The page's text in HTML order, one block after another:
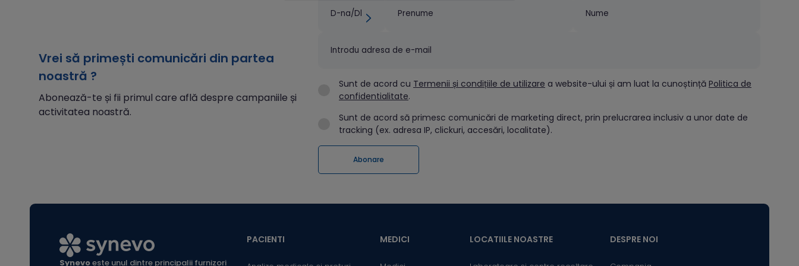
simptome Investigaţiile de
parodontozăCauzele...
necesare Parodontita și stadiile
sale Gingivita: gingii iritate,
sângerânde.Parodontita:
Vrei să primești comunicări din partea
noastră ?
Abonează-te și fii primul care află despre campaniile și
activitatea noastră.
Sunt de acord cu Termenii și condițiile de utilizare a website-ului și am luat la cunoștință Politica de
confidentialitate.
Sunt de acord să primesc comunicări de marketing direct, prin prelucrarea inclusiv a unor date de
tracking (ex. adresa IP, clickuri, accesări, localitate).
Synevoeste unul dintre principalii furnizori
PACIENTI MEDICI LOCATIILE NOASTRE DESPRE NOI